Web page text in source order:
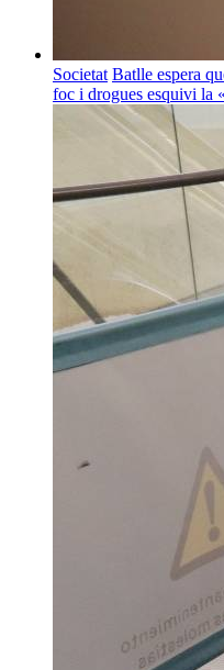
Societat Batlle espera
foc i drogues esquivi la